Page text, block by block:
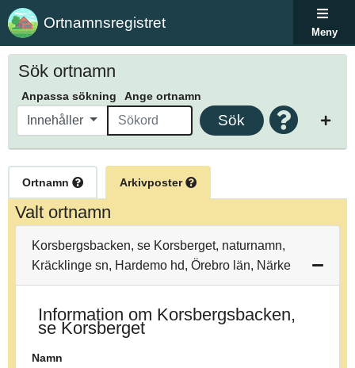
Ortnamnsregistret
Meny
Sök ortnamn
Anpassa sökning Ange ortnamn
Innehåller Sök
Ortnamn Arkivposter
Valt ortnamn
Korsbergsbacken, se Korsberget, naturnamn,
Kräcklinge sn, Hardemo hd, Örebro län, Närke
Information om Korsbergsbacken,
se Korsberget
Namn